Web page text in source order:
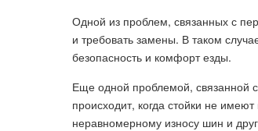
Одной из проблем, связанных с
и требовать замены. В таком
безопасность и комфорт езды.
Еще одной проблемой, связанной
происходит, когда стойки не
неравномерному износу шин и